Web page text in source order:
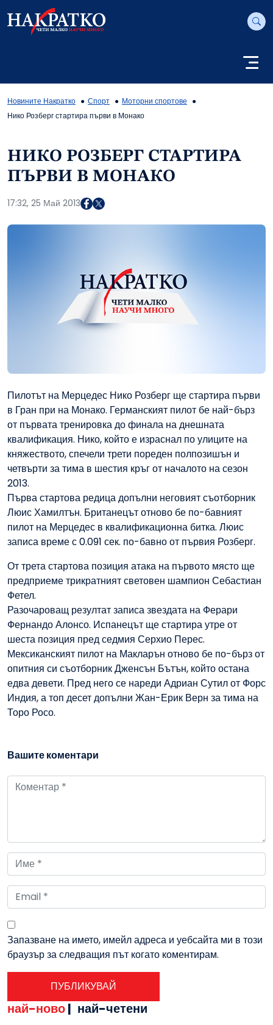
Новините Накратко Спорт
Моторни спортове
Нико Розберг стартира първи в Монако
НИКО РОЗБЕРГ СТАРТИРА
ПЪРВИ В МОНАКО
17:32, 25 Май 2013
Пилотът на Мерцедес Нико Розберг ще стартира първи
в Гран при на Монако. Германският пилот бе най-бърз
от първата тренировка до финала на днешната
квалификация. Нико, който е израснал по улиците на
княжеството, спечели трети пореден полпозишън и
четвърти за тима в шестия кръг от началото на сезон
2013.
Първа стартова редица допълни неговият съотборник
Люис Хамилтън. Британецът отново бе по-бавният
пилот на Мерцедес в квалификационна битка. Люис
записа време с 0.091 сек. по-бавно от първия Розберг.
От трета стартова позиция атака на първото място ще
предприеме трикратният световен шампион Себастиан
Фетел.
Разочароващ резултат записа звездата на Ферари
Фернандо Алонсо. Испанецът ще стартира утре от
шеста позиция пред седмия Серхио Перес.
Мексиканският пилот на Макларън отново бе по-бърз от
опитния си съотборник Дженсън Бътън, който остана
едва девети. Пред него се нареди Адриан Сутил от Форс
Индия, а топ десет допълни Жан-Ерик Верн за тима на
Торо Росо.
Вашите коментари
Запазване на името, имейл адреса и уебсайта ми в този
браузър за следващия път когато коментирам.
най-ново| най-четени